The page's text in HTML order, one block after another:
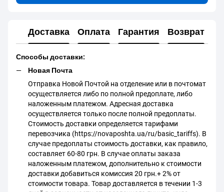
Доставка Оплата Гарантия Возврат
Способы доставки:
Новая Почта
Отправка Новой Почтой на отделение или в почтомат
осуществляется либо по полной предоплате, либо
наложенным платежом. Адресная доставка
осуществляется только после полной предоплаты.
Стоимость доставки определяется тарифами
перевозчика (https://novaposhta.ua/ru/basic_tariffs). В
случае предоплаты стоимость доставки, как правило,
составляет 60-80 грн. В случае оплаты заказа
наложенным платежом, дополнительно к стоимости
доставки добавиться комиссия 20 грн.+ 2% от
стоимости товара. Товар доставляется в течении 1-3